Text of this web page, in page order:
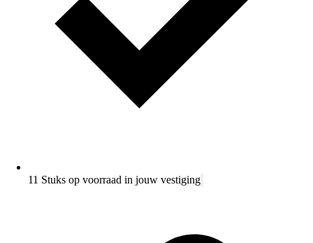
11 Stuks op voorraad in jouw vestiging